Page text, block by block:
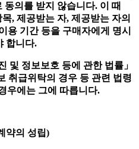
의를 받지 않습니다. 이 때
, 제공받는 자, 제공받는 자의
용 기간 등을 구매자에게 명시
합니다.
정보보호 등에 관한 법률」
취급위탁의 경우 등 관련 법령
우에는 그에 따릅니다.
약의 성립)